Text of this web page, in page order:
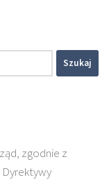
zgodnie z